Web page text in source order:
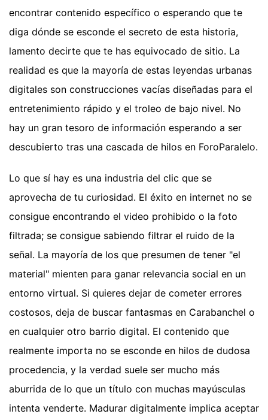
encontrar contenido específico o esperando que te
diga dónde se esconde el secreto de esta historia,
lamento decirte que te has equivocado de sitio. La
realidad es que la mayoría de estas leyendas urbanas
digitales son construcciones vacías diseñadas para el
entretenimiento rápido y el troleo de bajo nivel. No
hay un gran tesoro de información esperando a ser
descubierto tras una cascada de hilos en ForoParalelo.
Lo que sí hay es una industria del clic que se
aprovecha de tu curiosidad. El éxito en internet no se
consigue encontrando el video prohibido o la foto
filtrada; se consigue sabiendo filtrar el ruido de la
señal. La mayoría de los que presumen de tener "el
material" mienten para ganar relevancia social en un
entorno virtual. Si quieres dejar de cometer errores
costosos, deja de buscar fantasmas en Carabanchel o
en cualquier otro barrio digital. El contenido que
realmente importa no se esconde en hilos de dudosa
procedencia, y la verdad suele ser mucho más
aburrida de lo que un título con muchas mayúsculas
intenta venderte. Madurar digitalmente implica aceptar